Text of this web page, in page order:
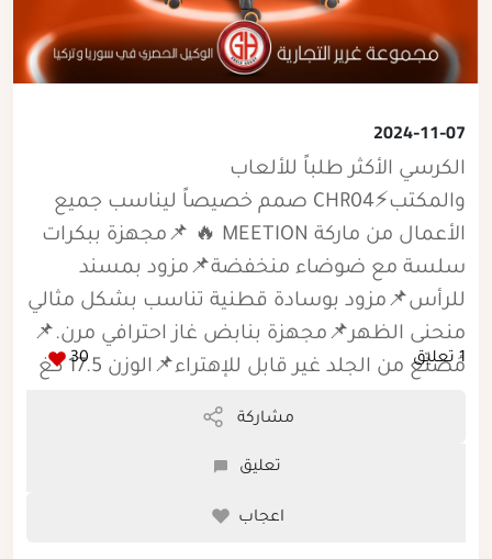
2024-11-07
الكرسي الأكثر طلباً للألعاب
والمكتب⚡️CHR04 صمم خصيصاً ليناسب جميع
الأعمال من ماركة MEETION 🔥 📌مجهزة ببكرات
سلسة مع ضوضاء منخفضة📌مزود بمسند
للرأس📌مزود بوسادة قطنية تناسب بشكل مثالي
منحنى الظهر📌مجهزة بنابض غاز احترافي مرن.📌
مُصنّع من الجلد غير قابل للإهتراء📌الوزن 17.5 كغ
1 تعليق 30
مشاركة
تعليق
اعجاب